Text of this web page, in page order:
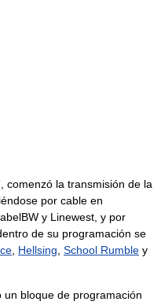
comenzó la transmisión de la
por cable en
y Linewest, y por
de su programación se
, Hellsing, School Rumble y
un bloque de programación